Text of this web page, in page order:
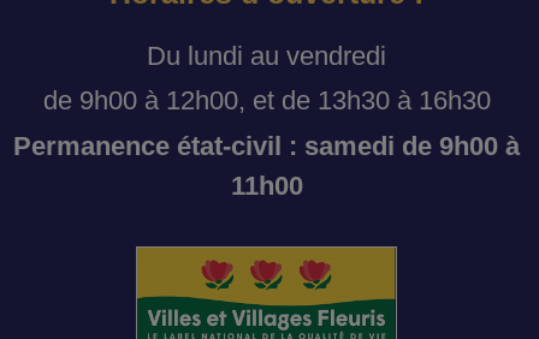
Du lundi au vendredi
de 9h00 à 12h00, et de 13h30 à 16h30
Permanence état-civil : samedi de 9h00 à
11h00